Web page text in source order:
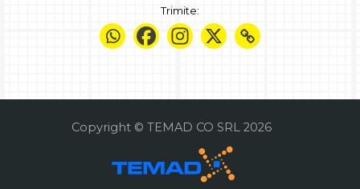
Trimite:
Copyright © TEMAD CO SRL 2026